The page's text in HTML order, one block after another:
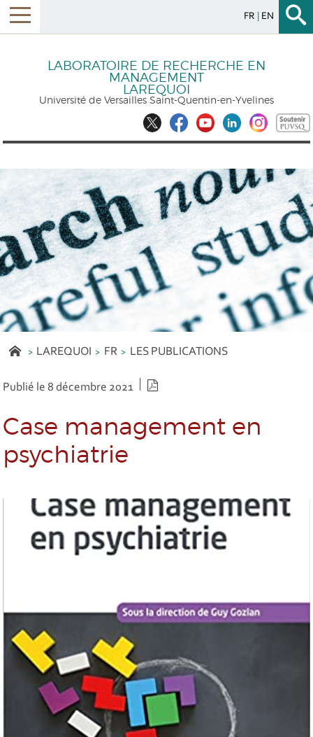
FR EN
LABORATOIRE DE RECHERCHE EN
MANAGEMENT
LAREQUOI
Université de Versailles Saint-Quentin-en-Yvelines
LAREQUOI FR LES PUBLICATIONS
Publié le 8 décembre 2021
Case management en
psychiatrie